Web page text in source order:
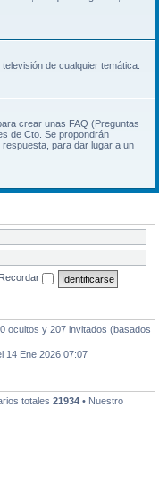
de cualquier temática.
crear unas FAQ (Preguntas
de Cto. Se propondrán
para dar lugar a un
Recordar
ocultos y 207 invitados (basados
14 Ene 2026 07:07
totales 21934 • Nuestro